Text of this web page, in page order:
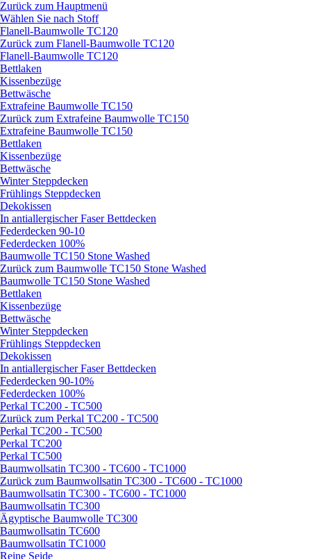
Zurück zum Hauptmenü
Wählen Sie nach Stoff
Flanell-Baumwolle TC120
Zurück zum Flanell-Baumwolle TC120
Flanell-Baumwolle TC120
Bettlaken
Kissenbezüge
Bettwäsche
Extrafeine Baumwolle TC150
Zurück zum Extrafeine Baumwolle TC150
Extrafeine Baumwolle TC150
Bettlaken
Kissenbezüge
Bettwäsche
Winter Steppdecken
Frühlings Steppdecken
Dekokissen
In antiallergischer Faser Bettdecken
Federdecken 90-10
Federdecken 100%
Baumwolle TC150 Stone Washed
Zurück zum Baumwolle TC150 Stone Washed
Baumwolle TC150 Stone Washed
Bettlaken
Kissenbezüge
Bettwäsche
Winter Steppdecken
Frühlings Steppdecken
Dekokissen
In antiallergischer Faser Bettdecken
Federdecken 90-10%
Federdecken 100%
Perkal TC200 - TC500
Zurück zum Perkal TC200 - TC500
Perkal TC200 - TC500
Perkal TC200
Perkal TC500
Baumwollsatin TC300 - TC600 - TC1000
Zurück zum Baumwollsatin TC300 - TC600 - TC1000
Baumwollsatin TC300 - TC600 - TC1000
Baumwollsatin TC300
Ägyptische Baumwolle TC300
Baumwollsatin TC600
Baumwollsatin TC1000
Reine Seide